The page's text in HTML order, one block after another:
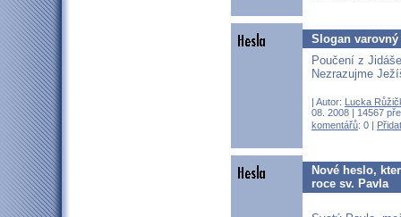
Slogan varovný
Poučení z
Nezrazujme
| Autor: Lucka
08. 2008 | 14567
komentářů: 0 |
Nové heslo,
roce sv. Pavla